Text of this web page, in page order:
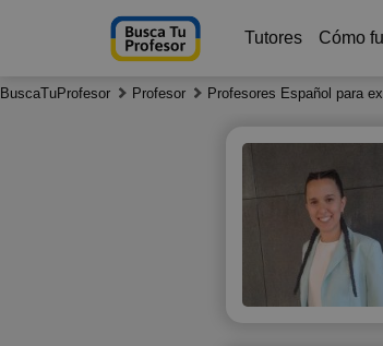
Tutores Cómo
BuscaTuProfesor Profesor Profesores Español para